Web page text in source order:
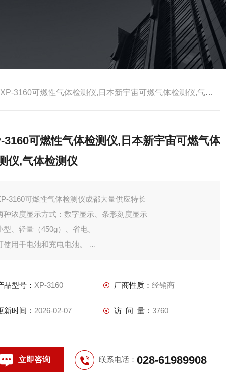
3160可燃性气体检测仪,日本新宇宙可燃气体检测仪,气体检测仪
3160可燃性气体检测仪,日本新宇宙可燃气体
仪,气体检测仪
3160可燃性气体检测仪成都大量供应特长
种浓度显示方式：数字显示、条形刻度显示
型、轻量（450g）、省电。
使用干电池和充电电池。
有数据记录功能。
可直读，Z多五种气体（可选功能）。
品型号： XP-3160 厂商性质： 经销商
新时间： 2026-02-07 访 问 量： 3760
立即咨询 联系电话： 028-61989908